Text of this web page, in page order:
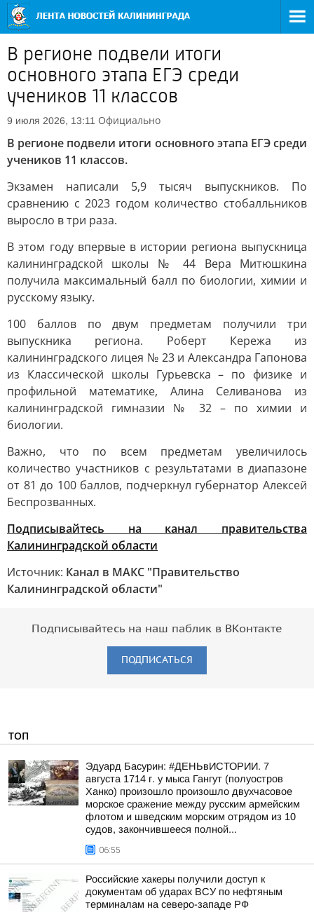
В регионе подвели итоги
основного этапа ЕГЭ среди
учеников 11 классов
9 июля 2026, 13:11 Официально
В регионе подвели итоги основного этапа ЕГЭ среди
учеников 11 классов.
Экзамен написали 5,9 тысяч выпускников. По
сравнению с 2023 годом количество стобалльников
выросло в три раза.
В этом году впервые в истории региона выпускница
калининградской школы № 44 Вера Митюшкина
получила максимальный балл по биологии, химии и
русскому языку.
100 баллов по двум предметам получили три
выпускника региона. Роберт Кережа из
калининградского лицея № 23 и Александра Гапонова
из Классической школы Гурьевска – по физике и
профильной математике, Алина Селиванова из
калининградской гимназии № 32 – по химии и
биологии.
Важно, что по всем предметам увеличилось
количество участников с результатами в диапазоне
от 81 до 100 баллов, подчеркнул губернатор Алексей
Беспрозванных.
Подписывайтесь на канал правительства
Калининградской области
Источник: Канал в МАКС "Правительство
Калининградской области"
Подписывайтесь на наш паблик в ВКонтакте
ПОДПИСАТЬСЯ
ТОП
Эдуард Басурин: #ДЕНЬвИСТОРИИ. 7
августа 1714 г. у мыса Гангут (полуостров
Ханко) произошло произошло двухчасовое
морское сражение между русским армейским
флотом и шведским морским отрядом из 10
судов, закончившееся полной...
06:55
Российские хакеры получили доступ к
документам об ударах ВСУ по нефтяным
терминалам на северо-западе РФ